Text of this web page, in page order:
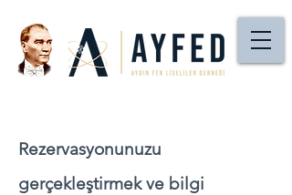
Rezervasyonunuzu
gerçekleştirmek ve bilgi